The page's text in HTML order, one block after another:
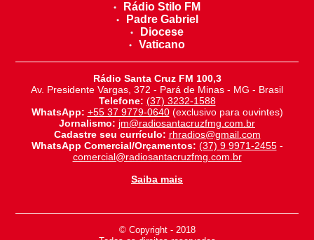
Rádio Stilo FM
Padre Gabriel
Diocese
Vaticano
Rádio Santa Cruz FM 100,3
Av. Presidente Vargas, 372 - Pará de Minas - MG - Brasil
Telefone: (37) 3232-1588
WhatsApp: +55 37 9779-0640(exclusivo para ouvintes)
Jornalismo: jm@radiosantacruzfmg.com.br
Cadastre seu currículo: rhradios@gmail.com
WhatsApp Comercial/Orçamentos: (37) 9 9971-2455-
comercial@radiosantacruzfmg.com.br
Saiba mais
© Copyright - 2018
-